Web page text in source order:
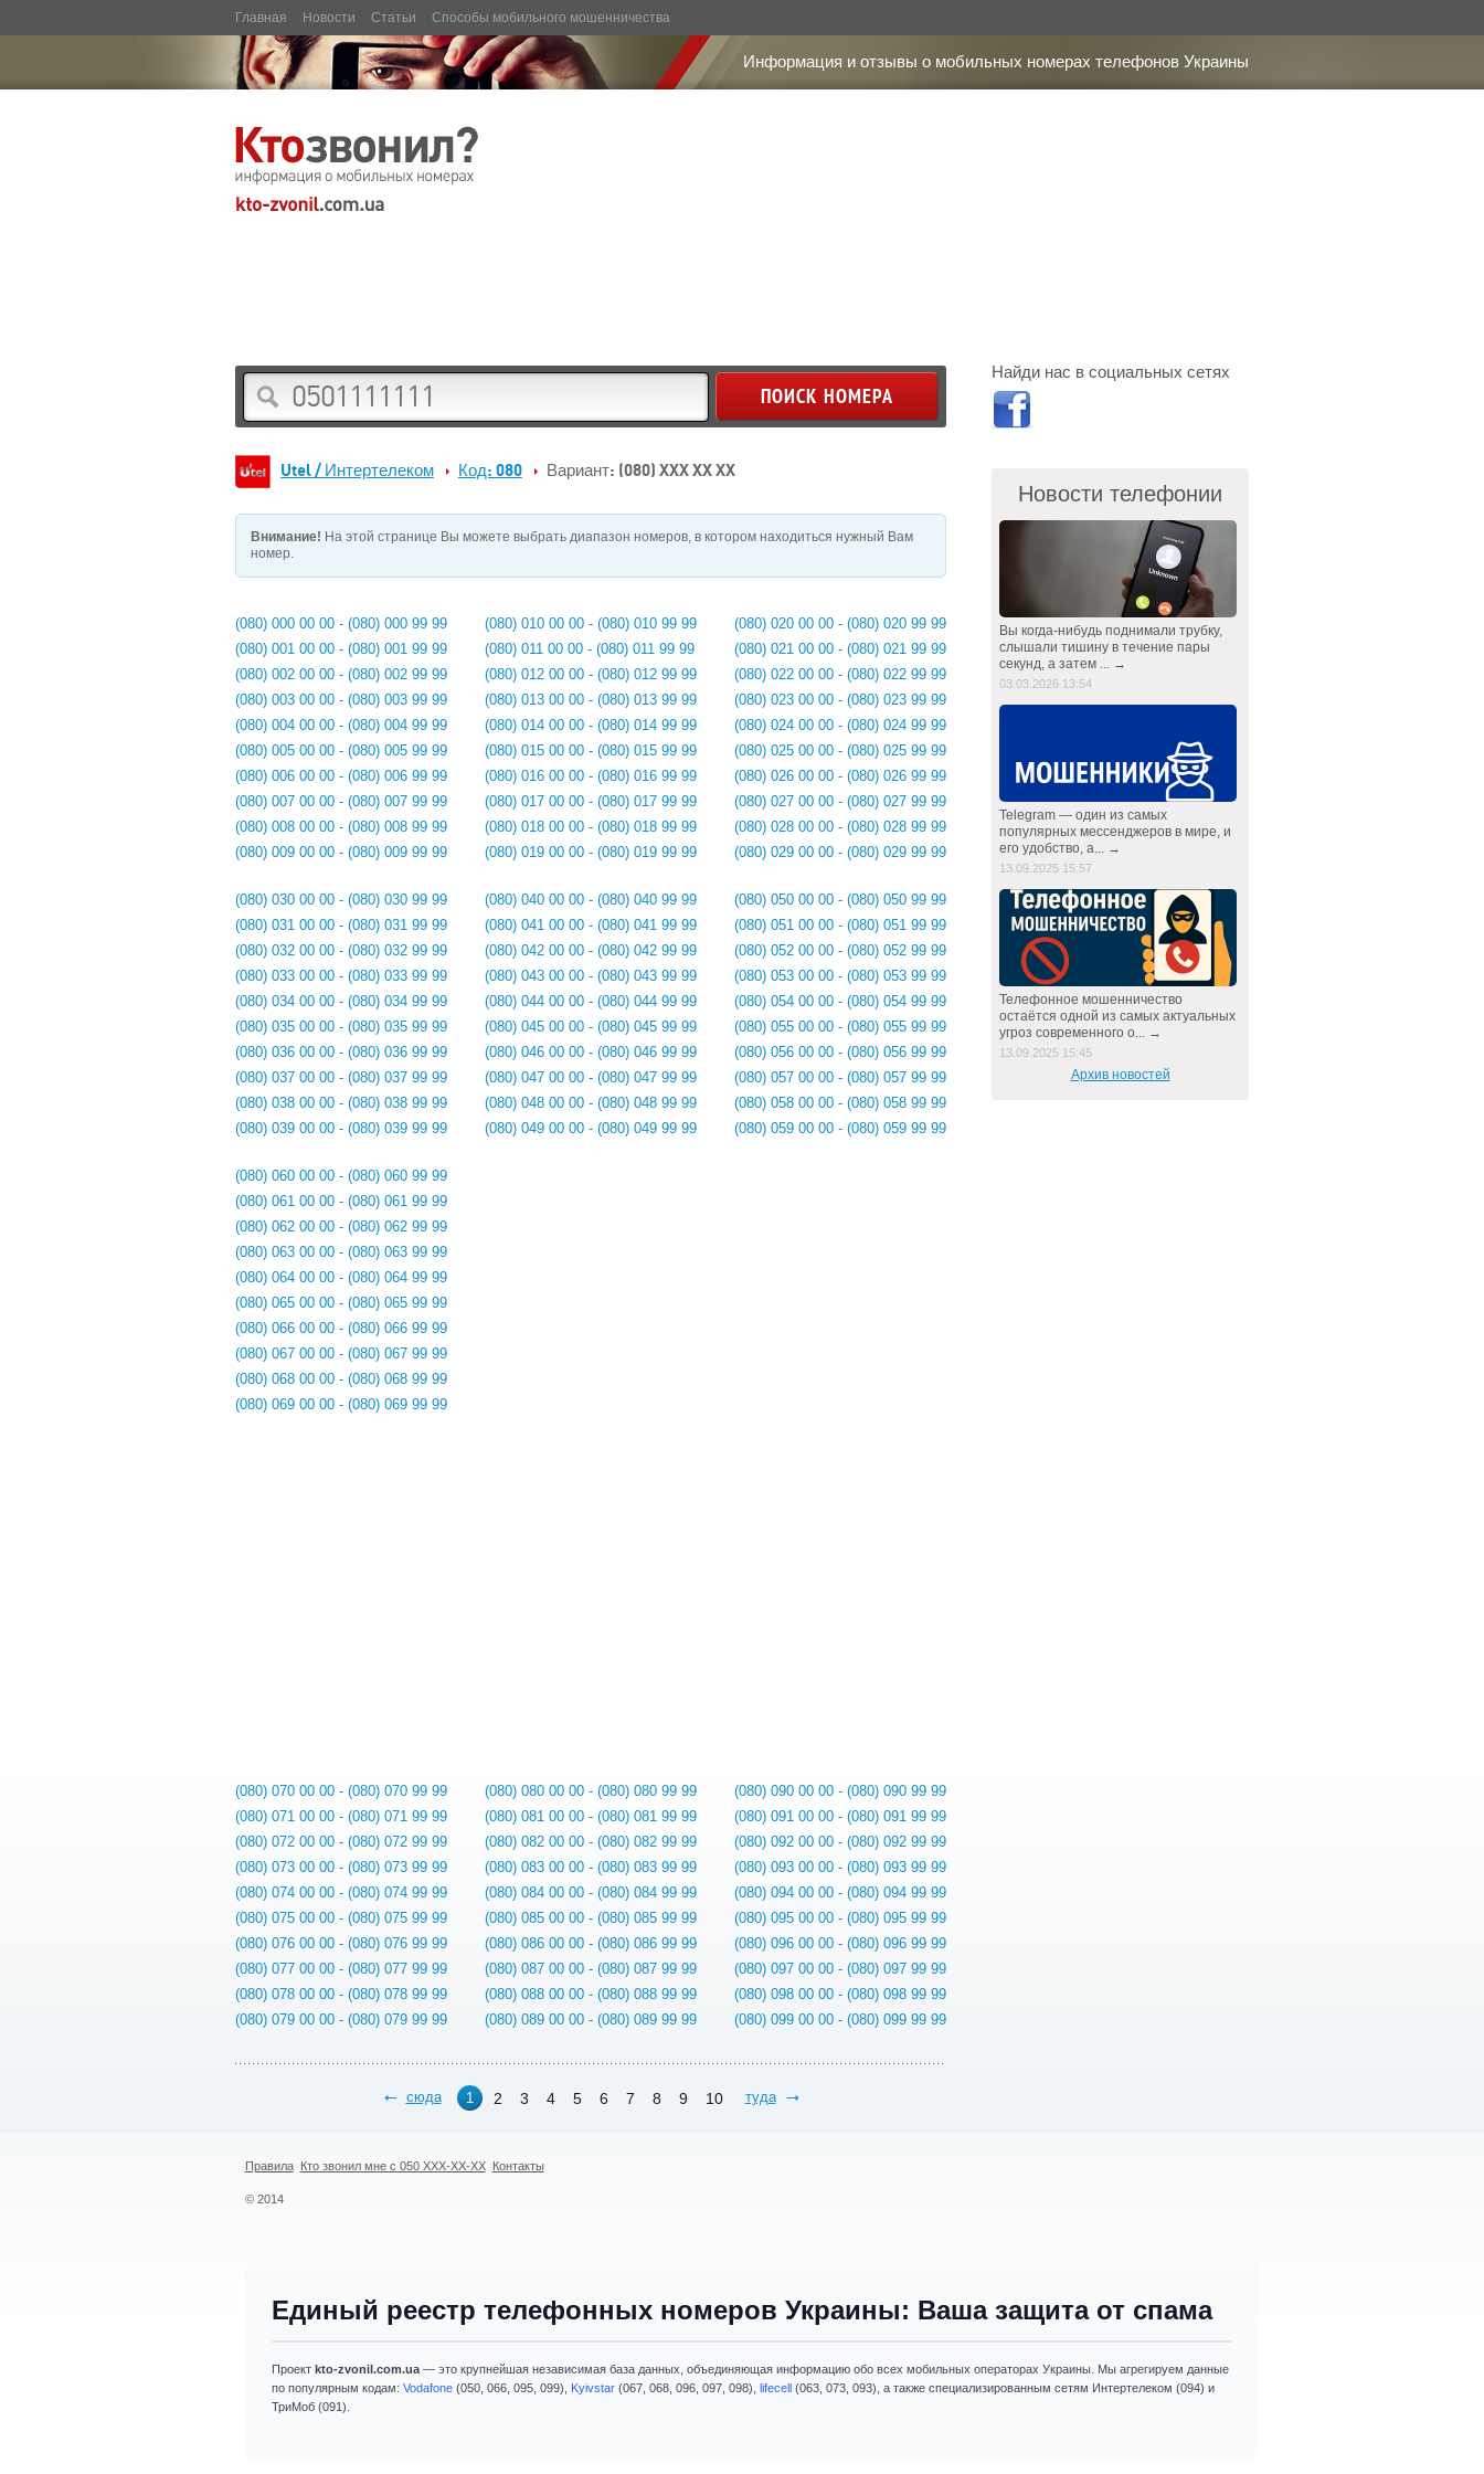
Главная Новости Статьи Способы мобильного мошенничества
Информация и отзывы о мобильных номерах телефонов Украины
Utel / Интертелеком Код: 080 Вариант: (080) XXX XX XX
Внимание! На этой странице Вы можете выбрать диапазон номеров, в котором находиться нужный Вам
номер.
(080) 000 00 00 - (080) 000 99 99
(080) 001 00 00 - (080) 001 99 99
(080) 002 00 00 - (080) 002 99 99
(080) 003 00 00 - (080) 003 99 99
(080) 004 00 00 - (080) 004 99 99
(080) 005 00 00 - (080) 005 99 99
(080) 006 00 00 - (080) 006 99 99
(080) 007 00 00 - (080) 007 99 99
(080) 008 00 00 - (080) 008 99 99
(080) 009 00 00 - (080) 009 99 99
(080) 010 00 00 - (080) 010 99 99
(080) 011 00 00 - (080) 011 99 99
(080) 012 00 00 - (080) 012 99 99
(080) 013 00 00 - (080) 013 99 99
(080) 014 00 00 - (080) 014 99 99
(080) 015 00 00 - (080) 015 99 99
(080) 016 00 00 - (080) 016 99 99
(080) 017 00 00 - (080) 017 99 99
(080) 018 00 00 - (080) 018 99 99
(080) 019 00 00 - (080) 019 99 99
(080) 020 00 00 - (080) 020 99 99
(080) 021 00 00 - (080) 021 99 99
(080) 022 00 00 - (080) 022 99 99
(080) 023 00 00 - (080) 023 99 99
(080) 024 00 00 - (080) 024 99 99
(080) 025 00 00 - (080) 025 99 99
(080) 026 00 00 - (080) 026 99 99
(080) 027 00 00 - (080) 027 99 99
(080) 028 00 00 - (080) 028 99 99
(080) 029 00 00 - (080) 029 99 99
(080) 030 00 00 - (080) 030 99 99
(080) 031 00 00 - (080) 031 99 99
(080) 032 00 00 - (080) 032 99 99
(080) 033 00 00 - (080) 033 99 99
(080) 034 00 00 - (080) 034 99 99
(080) 035 00 00 - (080) 035 99 99
(080) 036 00 00 - (080) 036 99 99
(080) 037 00 00 - (080) 037 99 99
(080) 038 00 00 - (080) 038 99 99
(080) 039 00 00 - (080) 039 99 99
(080) 040 00 00 - (080) 040 99 99
(080) 041 00 00 - (080) 041 99 99
(080) 042 00 00 - (080) 042 99 99
(080) 043 00 00 - (080) 043 99 99
(080) 044 00 00 - (080) 044 99 99
(080) 045 00 00 - (080) 045 99 99
(080) 046 00 00 - (080) 046 99 99
(080) 047 00 00 - (080) 047 99 99
(080) 048 00 00 - (080) 048 99 99
(080) 049 00 00 - (080) 049 99 99
(080) 050 00 00 - (080) 050 99 99
(080) 051 00 00 - (080) 051 99 99
(080) 052 00 00 - (080) 052 99 99
(080) 053 00 00 - (080) 053 99 99
(080) 054 00 00 - (080) 054 99 99
(080) 055 00 00 - (080) 055 99 99
(080) 056 00 00 - (080) 056 99 99
(080) 057 00 00 - (080) 057 99 99
(080) 058 00 00 - (080) 058 99 99
(080) 059 00 00 - (080) 059 99 99
(080) 060 00 00 - (080) 060 99 99
(080) 061 00 00 - (080) 061 99 99
(080) 062 00 00 - (080) 062 99 99
(080) 063 00 00 - (080) 063 99 99
(080) 064 00 00 - (080) 064 99 99
(080) 065 00 00 - (080) 065 99 99
(080) 066 00 00 - (080) 066 99 99
(080) 067 00 00 - (080) 067 99 99
(080) 068 00 00 - (080) 068 99 99
(080) 069 00 00 - (080) 069 99 99
(080) 070 00 00 - (080) 070 99 99
(080) 071 00 00 - (080) 071 99 99
(080) 072 00 00 - (080) 072 99 99
(080) 073 00 00 - (080) 073 99 99
(080) 074 00 00 - (080) 074 99 99
(080) 075 00 00 - (080) 075 99 99
(080) 076 00 00 - (080) 076 99 99
(080) 077 00 00 - (080) 077 99 99
(080) 078 00 00 - (080) 078 99 99
(080) 079 00 00 - (080) 079 99 99
(080) 080 00 00 - (080) 080 99 99
(080) 081 00 00 - (080) 081 99 99
(080) 082 00 00 - (080) 082 99 99
(080) 083 00 00 - (080) 083 99 99
(080) 084 00 00 - (080) 084 99 99
(080) 085 00 00 - (080) 085 99 99
(080) 086 00 00 - (080) 086 99 99
(080) 087 00 00 - (080) 087 99 99
(080) 088 00 00 - (080) 088 99 99
(080) 089 00 00 - (080) 089 99 99
(080) 090 00 00 - (080) 090 99 99
(080) 091 00 00 - (080) 091 99 99
(080) 092 00 00 - (080) 092 99 99
(080) 093 00 00 - (080) 093 99 99
(080) 094 00 00 - (080) 094 99 99
(080) 095 00 00 - (080) 095 99 99
(080) 096 00 00 - (080) 096 99 99
(080) 097 00 00 - (080) 097 99 99
(080) 098 00 00 - (080) 098 99 99
(080) 099 00 00 - (080) 099 99 99
сюда 1 2 3 4 5 6 7 8 9 10 туда
Найди нас в социальных сетях
Новости телефонии
Вы когда-нибудь поднимали трубку,
слышали тишину в течение пары
секунд, а затем ... →
03.03.2026 13:54
Telegram — один из самых
популярных мессенджеров в мире, и
его удобство, а... →
13.09.2025 15:57
Телефонное мошенничество
остаётся одной из самых актуальных
угроз современного о... →
13.09.2025 15:45
Архив новостей
Правила Кто звонил мне с 050 XXX-XX-XX Контакты
© 2014
Единый реестр телефонных номеров Украины: Ваша защита от спама
Проект kto-zvonil.com.ua— это крупнейшая независимая база данных, объединяющая информацию обо всех мобильных операторах Украины. Мы агрегируем данные
по популярным кодам: Vodafone(050, 066, 095, 099), Kyivstar(067, 068, 096, 097, 098), lifecell(063, 073, 093), а также специализированным сетям Интертелеком (094) и
ТриМоб (091).